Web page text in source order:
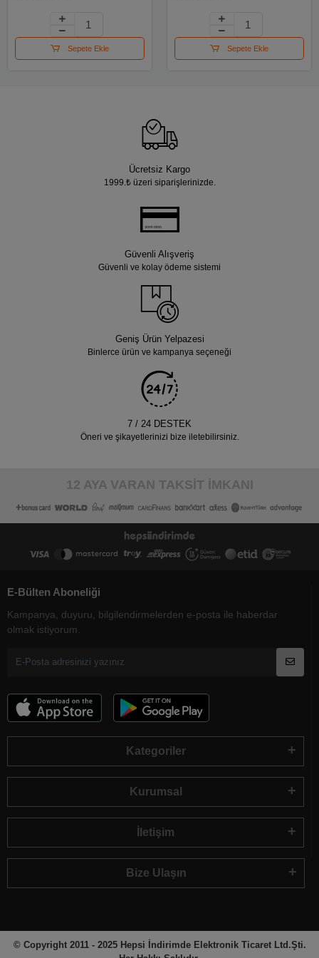
Sepete Ekle Sepete Ekle
Ücretsiz Kargo
1999.₺ üzeri siparişlerinizde.
Güvenli Alışveriş
Güvenli ve kolay ödeme sistemi
Geniş Ürün Yelpazesi
Binlerce ürün ve kampanya seçeneği
7 / 24 DESTEK
Öneri ve şikayetlerinizi bize iletebilirsiniz.
12 AYA VARAN TAKSİT İMKANI
E-Bülten Aboneliği
Kampanya, duyuru, bilgilendirmelerden e-posta ile haberdar
olmak istiyorum.
Kategoriler
Kurumsal
İletişim
Bize Ulaşın
© Copyright 2011 - 2025 Hepsi İndirimde Elektronik Ticaret Ltd.Şti.